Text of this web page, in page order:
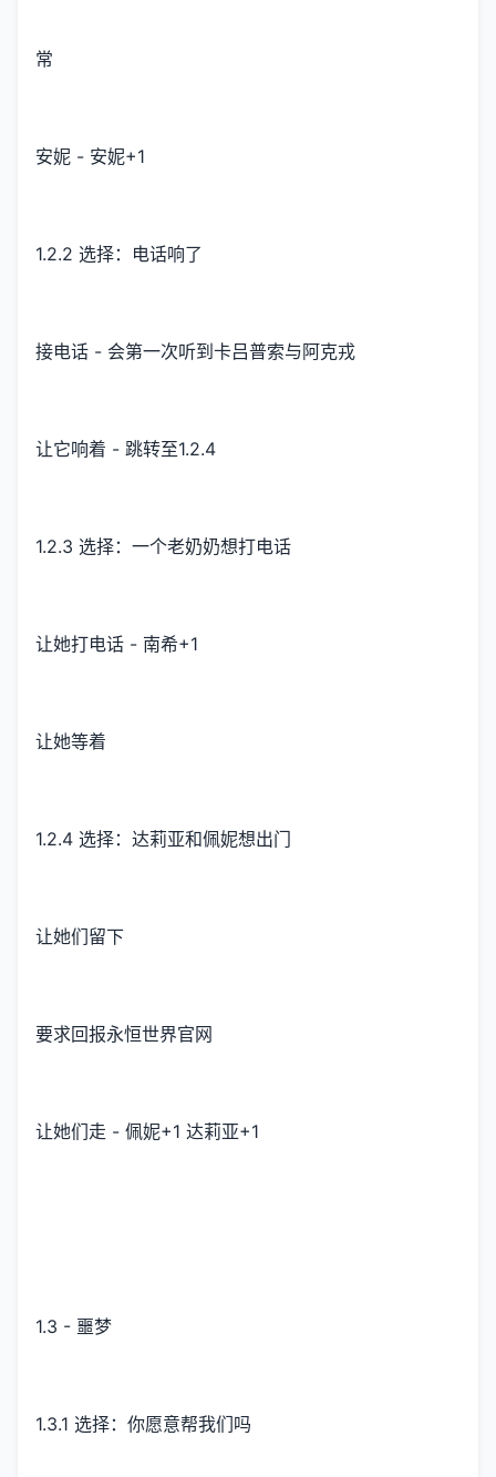
常
安妮 - 安妮+1
1.2.2 选择：电话响了
接电话 - 会第一次听到卡吕普索与阿克戎
让它响着 - 跳转至1.2.4
1.2.3 选择：一个老奶奶想打电话
让她打电话 - 南希+1
让她等着
1.2.4 选择：达莉亚和佩妮想出门
让她们留下
要求回报永恒世界官网
让她们走 - 佩妮+1 达莉亚+1
1.3 - 噩梦
1.3.1 选择：你愿意帮我们吗